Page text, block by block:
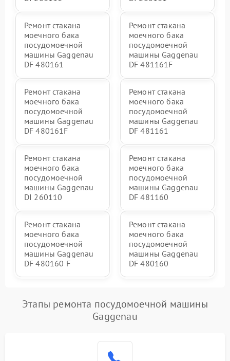
Ремонт стакана
моечного бака
посудомоечной
машины Gaggenau
DF 480161
Ремонт стакана
моечного бака
посудомоечной
машины Gaggenau
DF 481161F
Ремонт стакана
моечного бака
посудомоечной
машины Gaggenau
DF 480161F
Ремонт стакана
моечного бака
посудомоечной
машины Gaggenau
DF 481161
Ремонт стакана
моечного бака
посудомоечной
машины Gaggenau
DI 260110
Ремонт стакана
моечного бака
посудомоечной
машины Gaggenau
DF 481160
Ремонт стакана
моечного бака
посудомоечной
машины Gaggenau
DF 480160 F
Ремонт стакана
моечного бака
посудомоечной
машины Gaggenau
DF 480160
Этапы ремонта посудомоечной машины
Gaggenau